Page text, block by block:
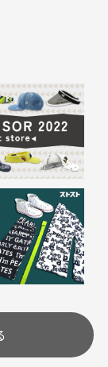
女性
な商品を
とうござい
とさせて頂
た場合は送
品を入れて
告知させて
、若干の誤
っておりま
特有の香
います。
荷した時点